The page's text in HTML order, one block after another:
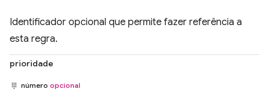
Identificador opcional que permite fazer referência a
esta regra.
prioridade
número opcional